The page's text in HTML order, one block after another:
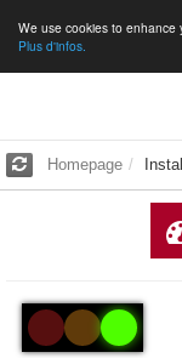
We use cookies to enhance
Plus d'infos.
Homepage